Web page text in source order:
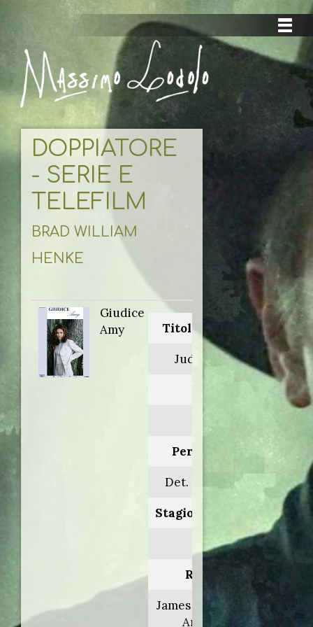
DOPPIATORE
- SERIE E
TELEFILM
BRAD WILLIAM
HENKE
Giudice
Amy
Titolo originale:
Judging Amy
Personaggio:
Det. Chris Cross
Stagione.Episodio:
4.7-8
Regia di:
James Frawley/Joe
Ann Fogle